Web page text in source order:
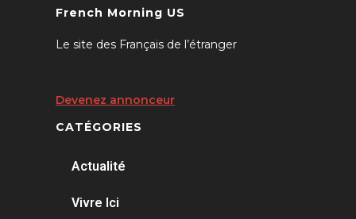
French Morning US
Le site des Français de l’étranger
Devenez annonceur
CATÉGORIES
Actualité
Vivre Ici